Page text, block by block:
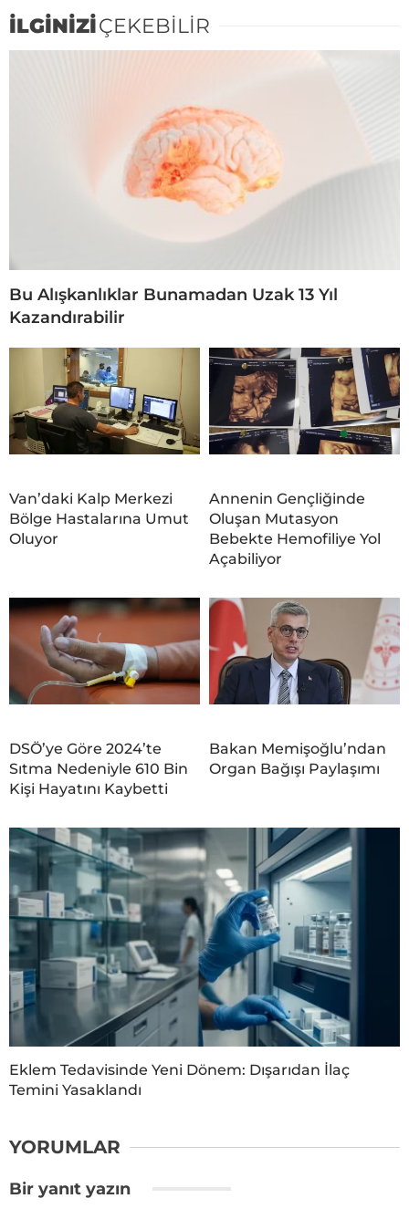
İLGİNİZİÇEKEBİLİR
Bu Alışkanlıklar Bunamadan Uzak 13 Yıl
Kazandırabilir
Van’daki Kalp Merkezi
Bölge Hastalarına Umut
Oluyor
Annenin Gençliğinde
Oluşan Mutasyon
Bebekte Hemofiliye Yol
Açabiliyor
DSÖ’ye Göre 2024’te
Sıtma Nedeniyle 610 Bin
Kişi Hayatını Kaybetti
Bakan Memişoğlu’ndan
Organ Bağışı Paylaşımı
Eklem Tedavisinde Yeni Dönem: Dışarıdan İlaç
Temini Yasaklandı
YORUMLAR
Bir yanıt yazın